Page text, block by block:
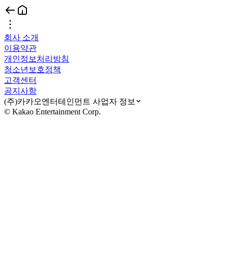
회사 소개
이용약관
개인정보처리방침
청소년보호정책
고객센터
공지사항
(주)카카오엔터테인먼트 사업자 정보
© Kakao Entertainment Corp.